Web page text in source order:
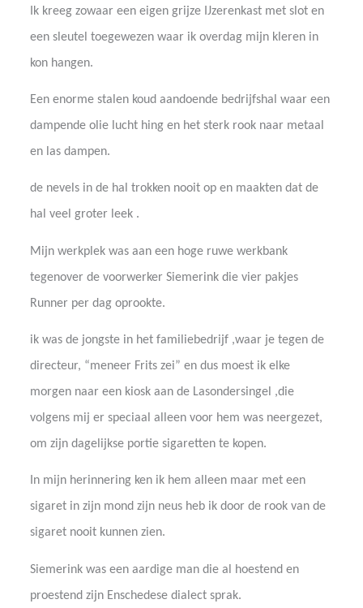
Ik kreeg zowaar een eigen grijze IJzerenkast met slot en
een sleutel toegewezen waar ik overdag mijn kleren in
kon hangen.
Een enorme stalen koud aandoende bedrijfshal waar een
dampende olie lucht hing en het sterk rook naar metaal
en las dampen.
de nevels in de hal trokken nooit op en maakten dat de
hal veel groter leek .
Mijn werkplek was aan een hoge ruwe werkbank
tegenover de voorwerker Siemerink die vier pakjes
Runner per dag oprookte.
ik was de jongste in het familiebedrijf ,waar je tegen de
directeur, “meneer Frits zei” en dus moest ik elke
morgen naar een kiosk aan de Lasondersingel ,die
volgens mij er speciaal alleen voor hem was neergezet,
om zijn dagelijkse portie sigaretten te kopen.
In mijn herinnering ken ik hem alleen maar met een
sigaret in zijn mond zijn neus heb ik door de rook van de
sigaret nooit kunnen zien.
Siemerink was een aardige man die al hoestend en
proestend zijn Enschedese dialect sprak.